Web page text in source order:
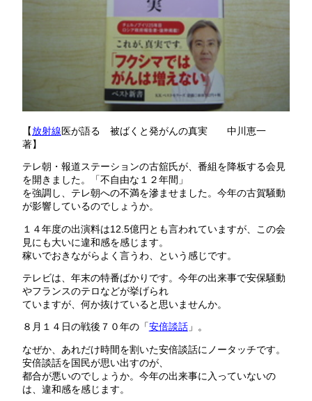
【放射線医が語る 被ばくと発がんの真実 中川恵一
著】
テレ朝・報道ステーションの古舘氏が、番組を降板する会見
を開きました。「不自由な１２年間」
を強調し、テレ朝への不満を滲ませました。今年の古賀騒動
が影響しているのでしょうか。
１４年度の出演料は12.5億円とも言われていますが、この会
見にも大いに違和感を感じます。
稼いでおきながらよく言うわ、という感じです。
テレビは、年末の特番ばかりです。今年の出来事で安保騒動
やフランスのテロなどが挙げられ
ていますが、何か抜けていると思いませんか。
８月１４日の戦後７０年の「安倍談話」。
なぜか、あれだけ時間を割いた安倍談話にノータッチです。
安倍談話を国民が思い出すのが、
都合が悪いのでしょうか。今年の出来事に入っていないの
は、違和感を感じます。